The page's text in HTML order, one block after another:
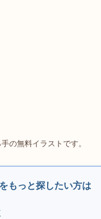
の無料イラストです。
もっと探したい方は